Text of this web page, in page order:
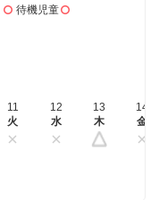
待機児童
11
火
12
水
13
木
14
金